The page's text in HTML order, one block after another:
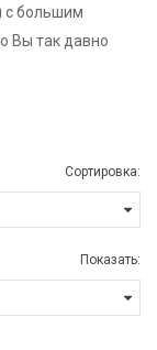
с большим
Вы так давно
Сортировка:
Показать: